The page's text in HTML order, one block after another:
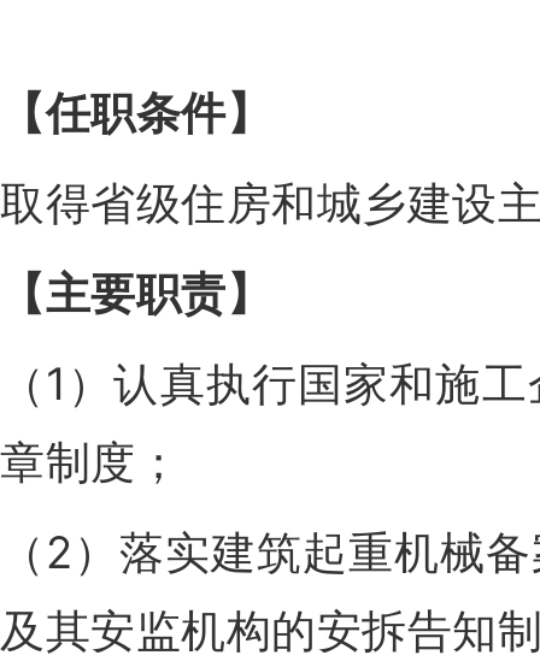
【任职条件】
取得省级住房和城乡建设
【主要职责】
（1）认真执行国家和施
章制度；
（2）落实建筑起重机械
及其安监机构的安拆告知